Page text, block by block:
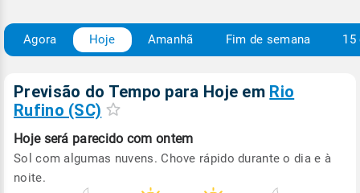
Agora Hoje Amanhã Fim de semana 15
Previsão do Tempo para Hoje em Rio
Rufino (SC)
Hoje será parecido com ontem
Sol com algumas nuvens. Chove rápido durante o dia e à
noite.